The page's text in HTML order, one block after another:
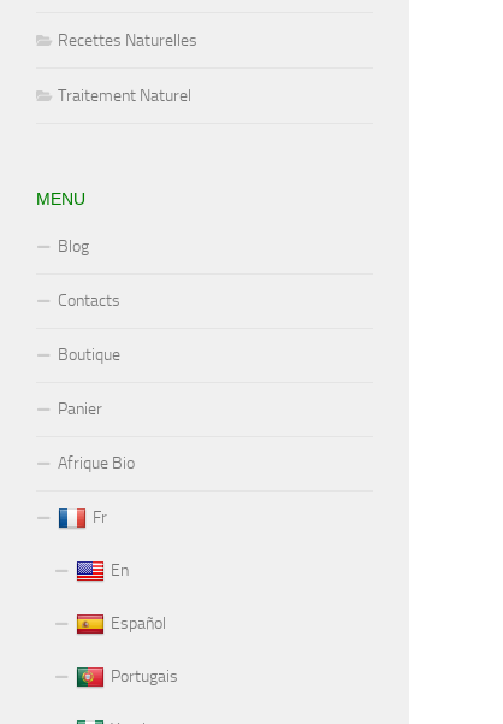
Recettes Naturelles
Traitement Naturel
MENU
Blog
Contacts
Boutique
Panier
Afrique Bio
Fr
En
Español
Portugais